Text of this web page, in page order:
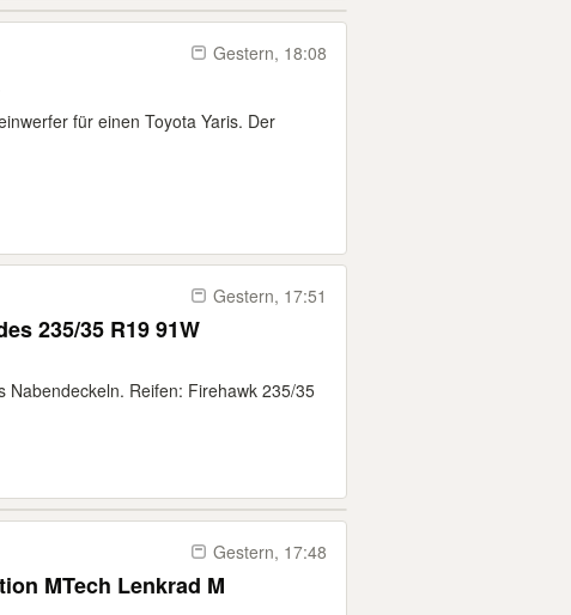
Gestern, 18:08
für einen Toyota Yaris. Der
Gestern, 17:51
235/35 R19 91W
Nabendeckeln. Reifen: Firehawk 235/35
Gestern, 17:48
MTech Lenkrad M